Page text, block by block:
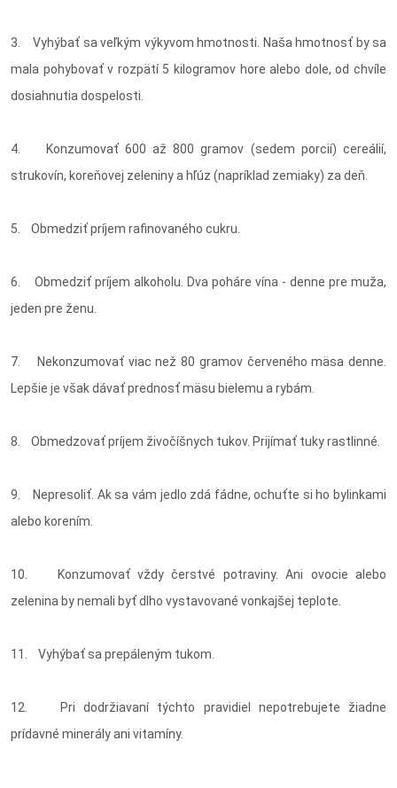
3. Vyhýbať sa veľkým výkyvom hmotnosti. Naša hmotnosť by sa
mala pohybovať v rozpätí 5 kilogramov hore alebo dole, od chvíle
dosiahnutia dospelosti.
4. Konzumovať 600 až 800 gramov (sedem porcií) cereálií,
strukovín, koreňovej zeleniny a hľúz (napríklad zemiaky) za deň.
5. Obmedziť príjem rafinovaného cukru.
6. Obmedziť príjem alkoholu. Dva poháre vína - denne pre muža,
jeden pre ženu.
7. Nekonzumovať viac než 80 gramov červeného mäsa denne.
Lepšie je však dávať prednosť mäsu bielemu a rybám.
8. Obmedzovať príjem živočíšnych tukov. Prijímať tuky rastlinné.
9. Nepresoliť. Ak sa vám jedlo zdá fádne, ochuťte si ho bylinkami
alebo korením.
10. Konzumovať vždy čerstvé potraviny. Ani ovocie alebo
zelenina by nemali byť dlho vystavované vonkajšej teplote.
11. Vyhýbať sa prepáleným tukom.
12. Pri dodržiavaní týchto pravidiel nepotrebujete žiadne
prídavné minerály ani vitamíny.